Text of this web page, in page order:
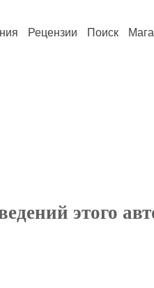
Рецензии Поиск
этого